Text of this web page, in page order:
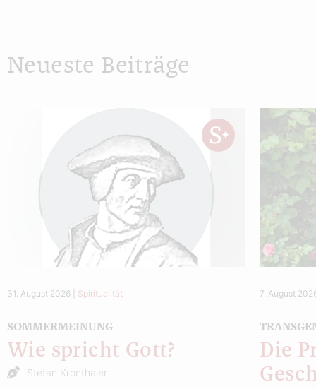
Neueste Beiträge
31. August 2026 Spiritualität
SOMMERMEINUNG
Wie spricht Gott?
Stefan Kronthaler
7. August
Die